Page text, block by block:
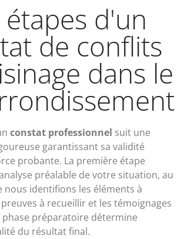
étapes d'un
de conflits
dans le
constat professionnel suit une
garantissant sa validité
probante. La première étape
préalable de votre situation, au
nous identifions les éléments à
à recueillir et les témoignages
phase préparatoire détermine
du résultat final.